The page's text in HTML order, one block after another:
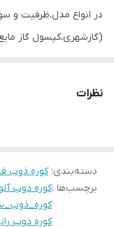
در انواع مدل،ظرفیت و
(گازشهری،کپسول گاز
سازنده کوره سفالگری
لطفا توجه فرمایید:
باربری ارسال میشود و
نظرات
دسته‌بندی:کوره ذوب
برچسب‌ها :کوره ذوب
کوره ذوب